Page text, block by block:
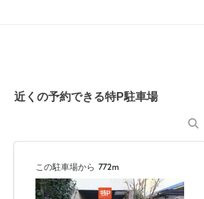
近くの予約できる特P駐車場
この駐車場から 772m